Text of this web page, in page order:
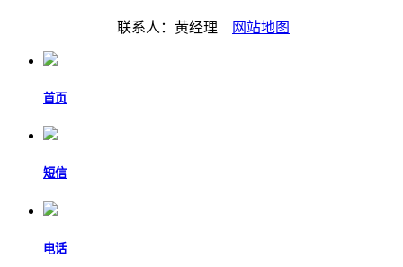
联系人：黄经理 网站地图
首页
短信
电话